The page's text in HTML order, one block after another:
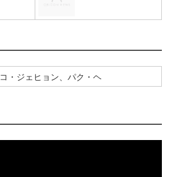
コ・ジェヒョン、パク・ヘ